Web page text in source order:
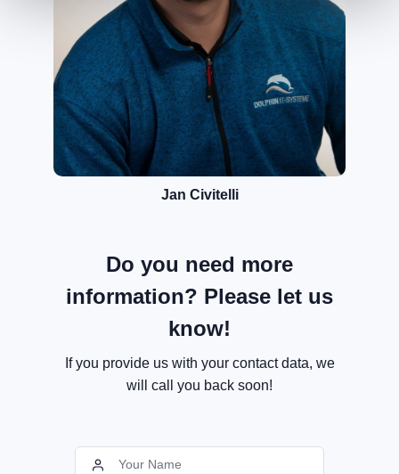
Jan Civitelli
Do you need more
information? Please let us
know!
If you provide us with your contact data, we
will call you back soon!